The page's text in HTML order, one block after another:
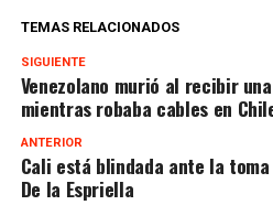
TEMAS RELACIONADOS
SIGUIENTE
Venezolano murió al recibir
mientras robaba cables en
ANTERIOR
Cali está blindada ante la
De la Espriella